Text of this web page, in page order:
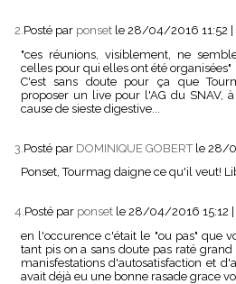
2.Posté par ponset le 28/04/2016 11:52
"ces réunions, visiblement, ne
celles pour qui elles ont été organisées"
C'est sans doute pour ça que
proposer un live pour l'AG du SNAV,
cause de sieste digestive...
3. Posté par DOMINIQUE GOBERT le 28/
Ponset, Tourmag daigne ce qu'il veut!
4. Posté par ponset le 28/04/2016 15:12
en l'occurence c'était le "ou pas" que
tant pis on a sans doute pas raté
manisfestations d'autosatisfaction et
avait déjà eu une bonne rasade grace